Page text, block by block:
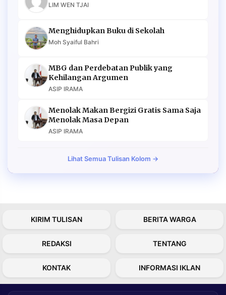
LIM WEN TJAI
Menghidupkan Buku di Sekolah
Moh Syaiful Bahri
MBG dan Perdebatan Publik yang
Kehilangan Argumen
ASIP IRAMA
Menolak Makan Bergizi Gratis Sama Saja
Menolak Masa Depan
ASIP IRAMA
Lihat Semua Tulisan Kolom →
KIRIM TULISAN BERITA WARGA
REDAKSI TENTANG
KONTAK INFORMASI IKLAN